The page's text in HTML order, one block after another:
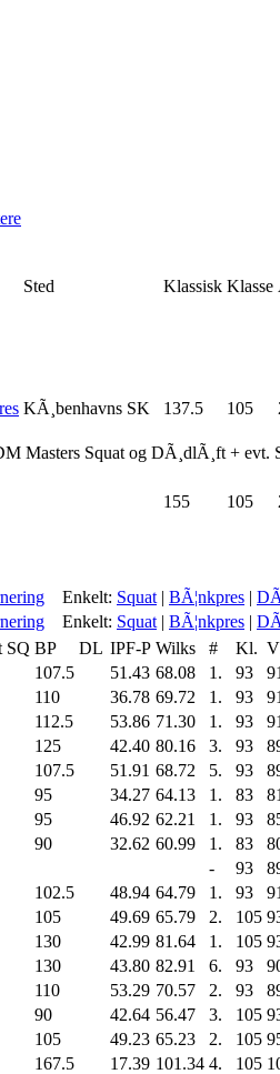
Sted Klassisk Klasse
KÃ¸benhavns SK 137.5 105
Masters Squat og DÃ¸dlÃ¸ft + evt.
155 105
Enkelt: Squat | BÃ¦nkpres |
Enkelt: Squat | BÃ¦nkpres |
SQ BP DL IPF-P Wilks # Kl.
107.5 51.43 68.08 1. 93
110 36.78 69.72 1. 93
112.5 53.86 71.30 1. 93
125 42.40 80.16 3. 93
107.5 51.91 68.72 5. 93
95 34.27 64.13 1. 83
95 46.92 62.21 1. 93
90 32.62 60.99 1. 83
- 93
102.5 48.94 64.79 1. 93
105 49.69 65.79 2. 105
130 42.99 81.64 1. 105
130 43.80 82.91 6. 93
110 53.29 70.57 2. 93
90 42.64 56.47 3. 105
105 49.23 65.23 2. 105
167.5 17.39 101.34 4. 105